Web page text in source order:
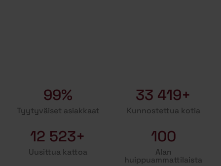
99%
Tyytyväiset asiakkaat
33 419+
Kunnostettua kotia
12 523+
Uusittua kattoa
100
Alan
huippuammattilaista